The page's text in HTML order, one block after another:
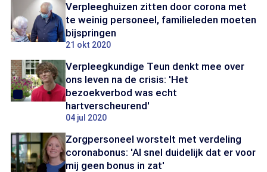
Verpleeghuizen zitten door corona met
te weinig personeel, familieleden moeten
bijspringen
21 okt 2020
Verpleegkundige Teun denkt mee over
ons leven na de crisis: 'Het
bezoekverbod was echt
hartverscheurend'
04 jul 2020
Zorgpersoneel worstelt met verdeling
coronabonus: 'Al snel duidelijk dat er voor
mij geen bonus in zat'